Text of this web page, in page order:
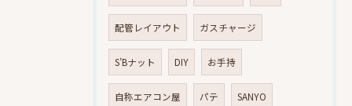
配管レイアウト ガスチャージ
S’Bナット DIY お手持
自称エアコン屋 パテ SANYO